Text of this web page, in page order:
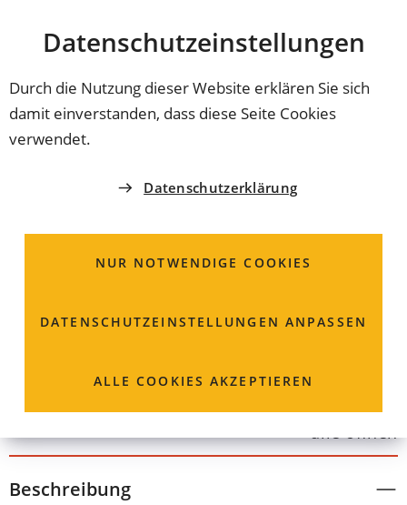
Datenschutz­einstellungen
Durch die Nutzung dieser Website erklären Sie sich
damit einverstanden, dass diese Seite Cookies
verwendet.
Datenschutzerklärung
NUR NOTWENDIGE COOKIES
DATENSCHUTZ­EINSTELLUNGEN ANPASSEN
ALLE COOKIES AKZEPTIEREN
INHALT ANSPRINGEN
Coburg
eines Voreintrags bei
vorhandener
jagdliche Vereinigung
alle öffnen
Beschreibung